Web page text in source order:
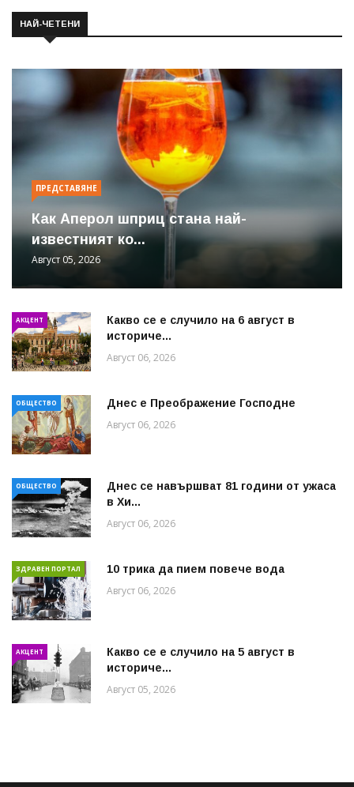
НАЙ-ЧЕТЕНИ
ПРЕДСТАВЯНЕ
Как Аперол шприц стана най-
известният ко...
Август 05, 2026
АКЦЕНТ
Какво се е случило на 6 август в
историче...
Август 06, 2026
ОБЩЕСТВО Днес е Преображение Господне
Август 06, 2026
ОБЩЕСТВО
Днес се навършват 81 години от ужаса
в Хи...
Август 06, 2026
ЗДРАВЕН ПОРТАЛ 10 трика да пием повече вода
Август 06, 2026
АКЦЕНТ
Какво се е случило на 5 август в
историче...
Август 05, 2026